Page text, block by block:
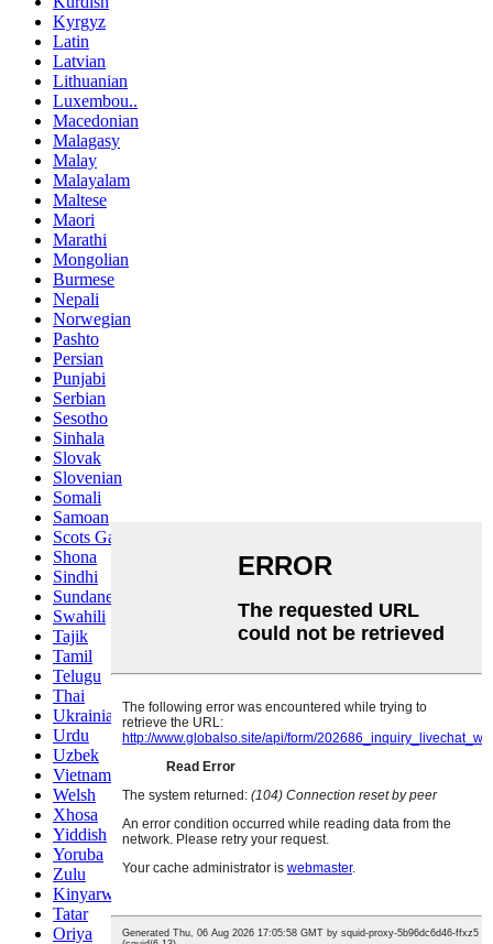
Kyrgyz
Latin
Latvian
Lithuanian
Luxembou..
Macedonian
Malagasy
Malay
Malayalam
Maltese
Maori
Marathi
Mongolian
Burmese
Nepali
Norwegian
Pashto
Persian
Punjabi
Serbian
Sesotho
Sinhala
Slovak
Slovenian
Somali
Samoan
Scots Gaelic
Shona
Sindhi
Sundanese
Swahili
Tajik
Tamil
Telugu
Thai
Ukrainian
Urdu
Uzbek
Vietnamese
Welsh
Xhosa
Yiddish
Yoruba
Zulu
Kinyarwanda
Tatar
Oriya